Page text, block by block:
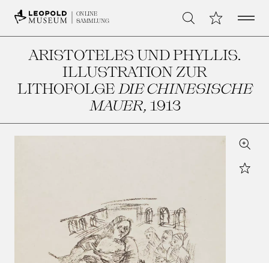
ONLINE
SAMMLUNG
Suche Meine Open
ARISTOTELES UND PHYLLIS.
ILLUSTRATION ZUR
LITHOFOLGE DIE CHINESISCHE
MAUER, 1913
Zoom
Star